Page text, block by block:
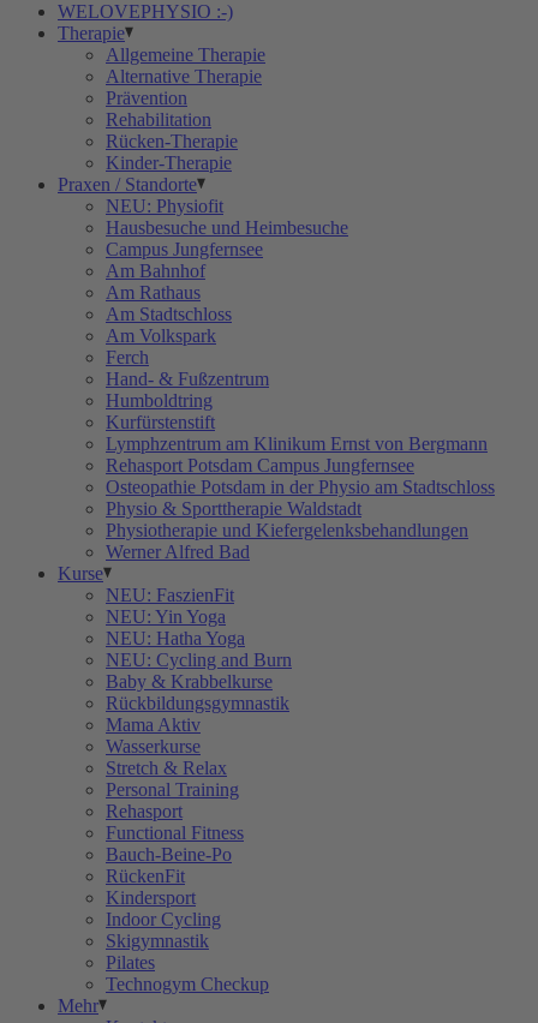
WELOVEPHYSIO :-)
Therapie
Allgemeine Therapie
Alternative Therapie
Prävention
Rehabilitation
Rücken-Therapie
Kinder-Therapie
Praxen / Standorte
NEU: Physiofit
Hausbesuche und Heimbesuche
Campus Jungfernsee
Am Bahnhof
Am Rathaus
Am Stadtschloss
Am Volkspark
Ferch
Hand- & Fußzentrum
Humboldtring
Kurfürstenstift
Lymphzentrum am Klinikum Ernst von Bergmann
Rehasport Potsdam Campus Jungfernsee
Osteopathie Potsdam in der Physio am Stadtschloss
Physio & Sporttherapie Waldstadt
Physiotherapie und Kiefergelenksbehandlungen
Werner Alfred Bad
Kurse
NEU: FaszienFit
NEU: Yin Yoga
NEU: Hatha Yoga
NEU: Cycling and Burn
Baby & Krabbelkurse
Rückbildungsgymnastik
Mama Aktiv
Wasserkurse
Stretch & Relax
Personal Training
Rehasport
Functional Fitness
Bauch-Beine-Po
RückenFit
Kindersport
Indoor Cycling
Skigymnastik
Pilates
Technogym Checkup
Mehr